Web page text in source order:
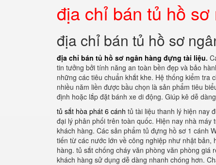
địa chỉ bán tủ hồ
địa chỉ bán tủ hồ sơ
địa chỉ bán tủ hồ sơ ngân hàng đựng tài liệu.
tin tưởng bởi tính năng an toàn bền đẹp và bảo
những các tiêu chuẩn khắt khe. Hệ thống kiểm tra
nhiều năm liền được bầu chọn là sản phẩm tiêu
định hoặc lắp đặt bánh xe di động. Giúp kê dễ
tủ sắt hòa phát 6 cánh tủ tài liệu thanh lý hiện nay
đại lý phân phối trên toàn quốc. Hiện nay nhà
khách hàng. Các sản phẩm tủ đựng hồ sơ 1 cánh
tiến từ các nước lớn về công nghiệp như nhật bản,
hàng. tủ sắt chống cháy văn phòng văn phòng giá
khách hàng sử dụng dễ dàng nhanh chóng hơn.